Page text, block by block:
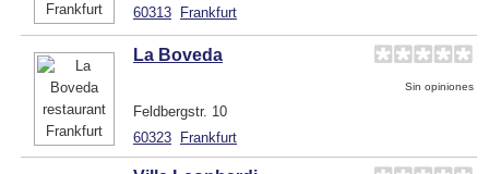
60313 Frankfurt
La Boveda
Sin opiniones
Feldbergstr. 10
60323 Frankfurt